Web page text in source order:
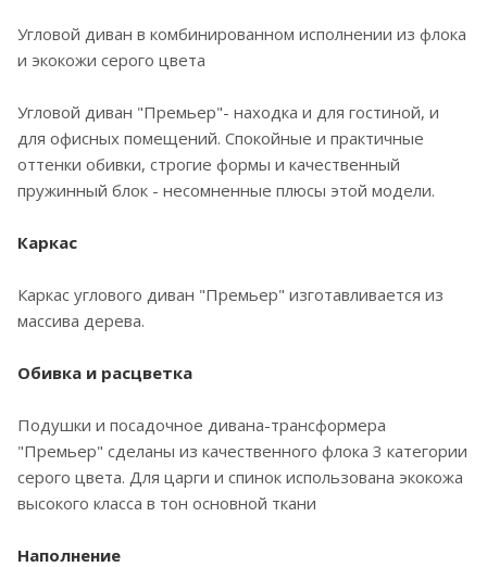
Угловой диван в комбинированном исполнении из флока
и экокожи серого цвета
Угловой диван "Премьер"- находка и для гостиной, и
для офисных помещений. Спокойные и практичные
оттенки обивки, строгие формы и качественный
пружинный блок - несомненные плюсы этой модели.
Каркас
Каркас углового диван "Премьер" изготавливается из
массива дерева.
Обивка и расцветка
Подушки и посадочное дивана-трансформера
"Премьер" сделаны из качественного флока 3 категории
серого цвета. Для царги и спинок использована экокожа
высокого класса в тон основной ткани
Наполнение